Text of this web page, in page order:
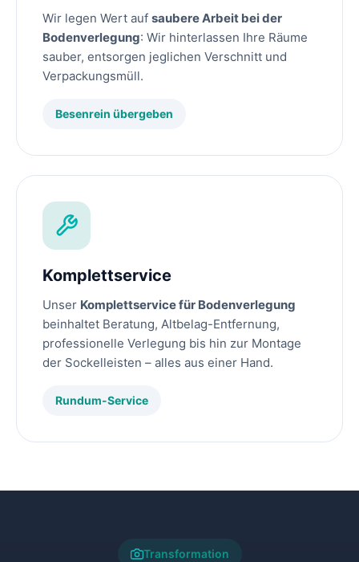
Wir legen Wert auf saubere Arbeit bei der
Bodenverlegung: Wir hinterlassen Ihre Räume
sauber, entsorgen jeglichen Verschnitt und
Verpackungsmüll.
Besenrein übergeben
Komplettservice
Unser Komplettservice für Bodenverlegung
beinhaltet Beratung, Altbelag-Entfernung,
professionelle Verlegung bis hin zur Montage
der Sockelleisten – alles aus einer Hand.
Rundum-Service
Transformation